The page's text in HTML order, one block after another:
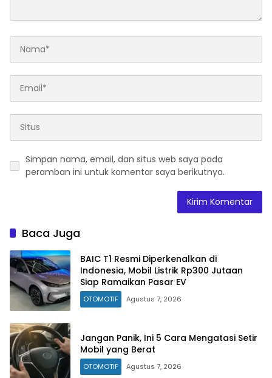
Simpan nama, email, dan situs web saya pada
peramban ini untuk komentar saya berikutnya.
Baca Juga
BAIC T1 Resmi Diperkenalkan di
Indonesia, Mobil Listrik Rp300 Jutaan
Siap Ramaikan Pasar EV
OTOMOTIF Agustus 7, 2026
Jangan Panik, Ini 5 Cara Mengatasi Setir
Mobil yang Berat
OTOMOTIF Agustus 7, 2026